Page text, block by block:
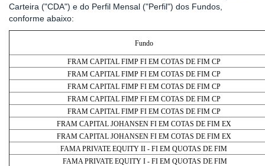
Carteira ("CDA") e do Perfil Mensal ("Perfil") dos Fundos,
conforme abaixo:
Fundo
FRAM CAPITAL FIMP FI EM COTAS DE FIM CP
FRAM CAPITAL FIMP FI EM COTAS DE FIM CP
FRAM CAPITAL FIMP FI EM COTAS DE FIM CP
FRAM CAPITAL FIMP FI EM COTAS DE FIM CP
FRAM CAPITAL FIMP FI EM COTAS DE FIM CP
FRAM CAPITAL JOHANSEN FI EM COTAS DE FIM EX
FRAM CAPITAL JOHANSEN FI EM COTAS DE FIM EX
FAMA PRIVATE EQUITY II - FI EM QUOTAS DE FIM
FAMA PRIVATE EQUITY I - FI EM QUOTAS DE FIM